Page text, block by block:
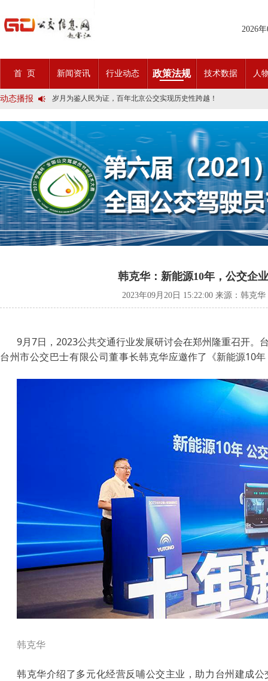
2026
首 页 新闻资讯 行业动态 政策法规 技术数据 人
动态播报
2025市民出行新方案 | 久事公交开通首条需求响应式定制班线
第九届公交都市发展论坛 (深圳)邀请函
创新 实践 沟通 | 聚焦「智慧公交」目标 助推公交转型发展——沪苏
岁月为鉴人民为证，百年北京公交实现历史性跨越！
今日生效！新《安全生产法》处罚条款对照
2025市民出行新方案 | 久事公交开通首条需求响应式定制班线
第九届公交都市发展论坛 (深圳)邀请函
石河子市公交公司荣获全国五一劳动奖状
宜昌公交春节滨江观光定制巴士18日开行！
传承张謇精神•厚植为民情怀•党建引领前行•文化润企发展——南通
创新 实践 沟通 | 聚焦「智慧公交」目标 助推公交转型发展——沪苏
岁月为鉴人民为证，百年北京公交实现历史性跨越！
今日生效！新《安全生产法》处罚条款对照
交通运输部、科学技术部发布关于科技创新驱动加快建设交通强国
韩克华：新能源10年，公交企
2023年09月20日 15:22:00 来源：韩克
9月7日，2023公共交通行业发展研讨会在郑州隆重召开。
台州市公交巴士有限公司董事长韩克华应邀作了《新能源10
韩克华
韩克华介绍了多元化经营反哺公交主业，助力台州建成